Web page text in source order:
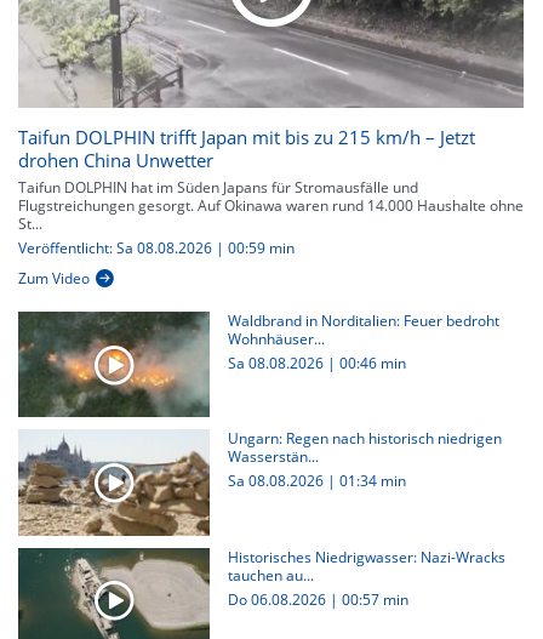
Taifun DOLPHIN trifft Japan mit bis zu 215 km/h – Jetzt
drohen China Unwetter
Taifun DOLPHIN hat im Süden Japans für Stromausfälle und
Flugstreichungen gesorgt. Auf Okinawa waren rund 14.000 Haushalte ohne
St...
Veröffentlicht: Sa 08.08.2026 | 00:59 min
Zum Video
Waldbrand in Norditalien: Feuer bedroht
Wohnhäuser...
Sa 08.08.2026 | 00:46 min
Ungarn: Regen nach historisch niedrigen
Wasserstän...
Sa 08.08.2026 | 01:34 min
Historisches Niedrigwasser: Nazi-Wracks
tauchen au...
Do 06.08.2026 | 00:57 min